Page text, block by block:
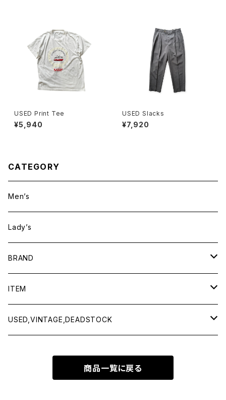
USED Print Tee
¥5,940
USED Slacks
¥7,920
CATEGORY
Men’s
Lady’s
BRAND
BAICYCLON by bagjack
Baserange
ITEM
Men
USED,VINTAGE,DEADSTOCK
商品一覧に戻る